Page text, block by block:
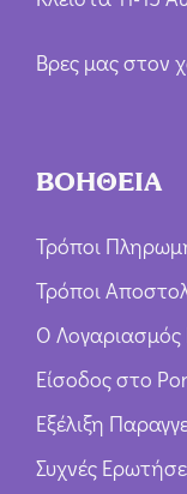
Βρες μας στον
ΒΟΗΘΕΙΑ
Τρόποι
Τρόποι
Ο
Είσοδος στο
Εξέλιξη
Συχνές